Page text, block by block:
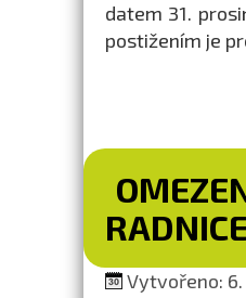
datem 31.
postižením je
Vytvořeno: 6.